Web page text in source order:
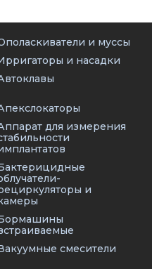
и муссы
и насадки
для измерения
и
смесители